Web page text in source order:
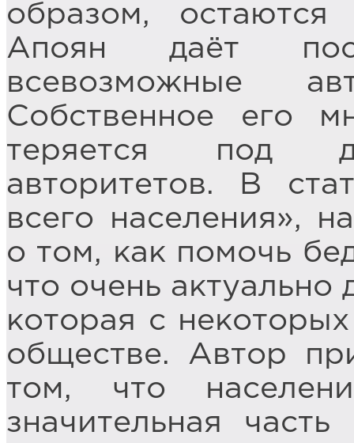
образом,
Апоян даёт
всевозможные
Собственное его
теряется под
авторитетов. В
всего населения»,
о том, как помочь
что очень актуально
которая с
обществе. Автор
том, что
значительная